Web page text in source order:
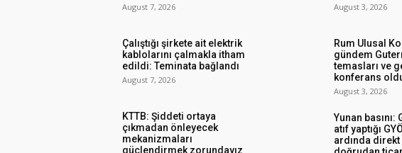
August 7, 2026
Çalıştığı şirkete ait elektrik
kablolarını çalmakla itham
edildi: Teminata bağlandı
August 7, 2026
KTTB: Şiddeti ortaya
çıkmadan önleyecek
mekanizmaları
güçlendirmek zorundayız
August 3, 2026
Rum Ulusal
gündem
temasları ve
konferans
August 3, 2026
Yunan basını:
atıf yaptığı
ardında direkt